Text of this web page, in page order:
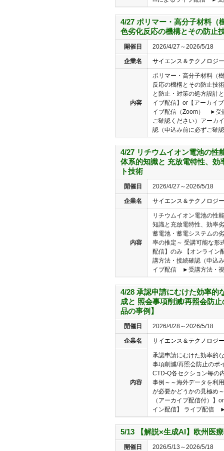
4/27 ポリマー・高分子材料（
色劣化反応の機構とその防止
開催日 2026/4/27～2026/5/18
企業名 サイエンス＆テクノロジ
内容
ポリマー・高分子材料（
反応の機構とその防止技
と防止・対策の処方設計
イブ配信】or【アーカイ
イブ配信（Zoom） ►受
ご確認ください）アー
認（申込み前に必ずご確
4/27 リチウムイオン電池の性
体系的知識と 充放電特性、効
ト技術
開催日 2026/4/27～2026/5/18
企業名 サイエンス＆テクノロジ
内容
リチウムイオン電池の性
知識と充放電特性、効率
蓄電池・蓄電システムの
率の推定～ 受講可能な形
配信】のみ 【オンライ
講方法・接続確認（申込
イブ配信 ►受講方法・視
4/28 承認申請にむけた効率的
成と 照会事項削減/再照会防
品の事例】
開催日 2026/4/28～2026/5/18
企業名 サイエンス＆テクノロジ
内容
承認申請にむけた効率的
事項削減/再照会防止のポ
CTD-Q各セクション毎の
事例～～海外データを利
が必要かどうかの見極め
（アーカイブ配信付）】
イン配信】 ライブ配信
5/13 【解説×生成AI】欧州医
開催日 2026/5/13～2026/5/18